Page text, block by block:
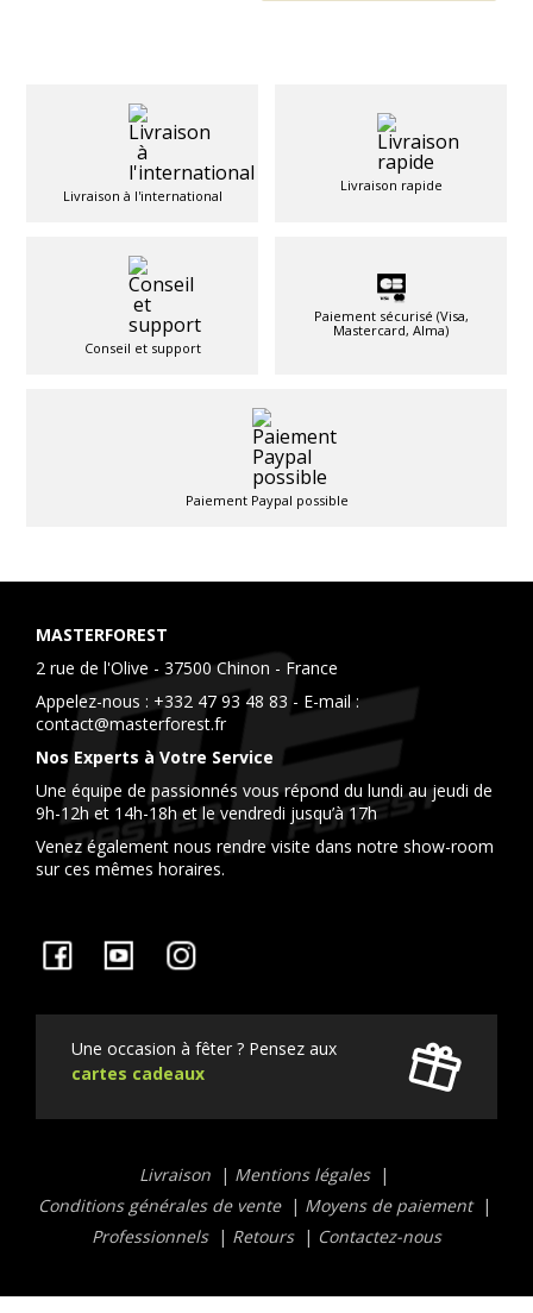
Livraison à l'international
Livraison rapide
Conseil et support
Paiement sécurisé (Visa,
Mastercard, Alma)
Paiement Paypal possible
MASTERFOREST
2 rue de l'Olive - 37500 Chinon - France
Appelez-nous : +332 47 93 48 83 - E-mail :
contact@masterforest.fr
Nos Experts à Votre Service
Une équipe de passionnés vous répond du lundi au jeudi de
9h-12h et 14h-18h et le vendredi jusqu’à 17h
Venez également nous rendre visite dans notre show-room
sur ces mêmes horaires.
Facebook YouTube
Une occasion à fêter ? Pensez aux
cartes cadeaux
utiles
Livraison
Mentions légales
Conditions générales de vente
Moyens de paiement
Professionnels
Retours Contactez-nous